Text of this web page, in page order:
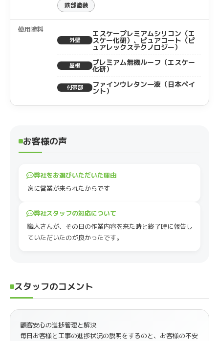
鉄部塗装
使用塗料
外壁
エスケープレミアムシリコン（エ
スケー化研）、ピュアコート（ピ
ュアレックステクノロジー）
屋根 プレミアム無機ルーフ（エスケー
化研）
付帯部 ファインウレタン一液（日本ペイ
ント）
お客様の声
弊社をお選びいただいた理由
家に営業が来られたからです
弊社スタッフの対応について
職人さんが、その日の作業内容を来た時と終了時に報告し
ていただいたのが良かったです。
スタッフのコメント
顧客安心の進捗管理と解決
毎日お客様と工事の進捗状況の説明をするのと、お客様の不安